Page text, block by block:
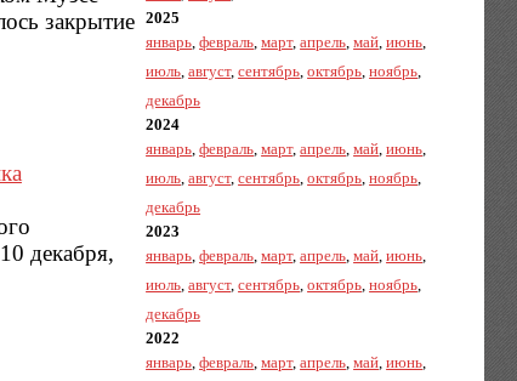
закрытие
декабря,
2025
январь,февраль,март,апрель,май,июнь,
июль,август,сентябрь,октябрь,ноябрь,
декабрь
2024
январь,февраль,март,апрель,май,июнь,
июль,август,сентябрь,октябрь,ноябрь,
декабрь
2023
январь,февраль,март,апрель,май,июнь,
июль,август,сентябрь,октябрь,ноябрь,
декабрь
2022
январь,февраль,март,апрель,май,июнь,